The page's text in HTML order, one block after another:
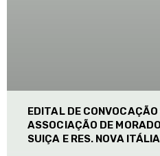
EDITAL DE
ASSOCIAÇÃO DE
SUIÇA E RES. NOVA ITÁLIA